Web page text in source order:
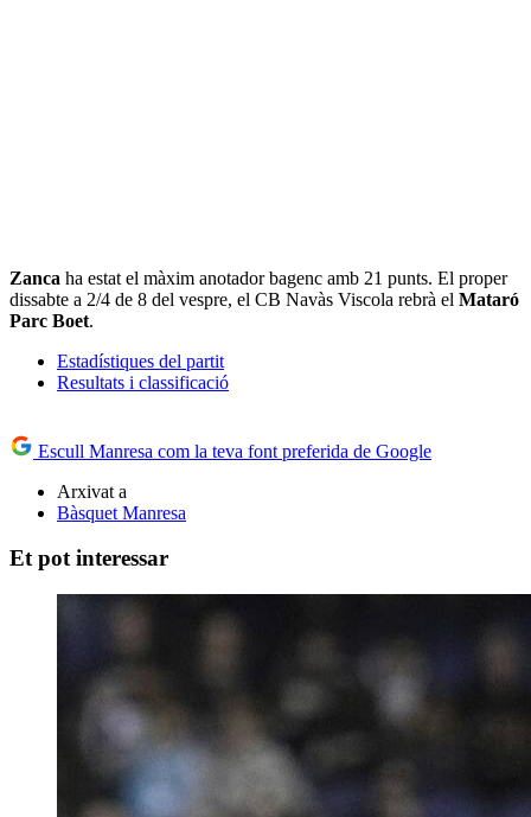
Zanca ha estat el màxim anotador bagenc amb 21 punts. El proper
dissabte a 2/4 de 8 del vespre, el CB Navàs Viscola rebrà el Mataró
Parc Boet.
Estadístiques del partit
Resultats i classificació
Escull Manresa com la teva font preferida de Google
Arxivat a
Bàsquet Manresa
Et pot interessar